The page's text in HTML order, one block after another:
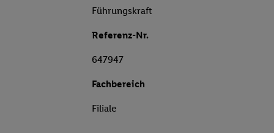
Führungskraft
Referenz-Nr.
647947
Fachbereich
Filiale